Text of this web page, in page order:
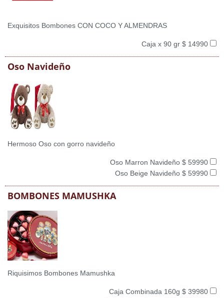
Exquisitos Bombones CON COCO Y ALMENDRAS
Caja x 90 gr $ 14990
Oso Navideño
Hermoso Oso con gorro navideño
Oso Marron Navideño $ 59990
Oso Beige Navideño $ 59990
BOMBONES MAMUSHKA
Riquisimos Bombones Mamushka
Caja Combinada 160g $ 39980